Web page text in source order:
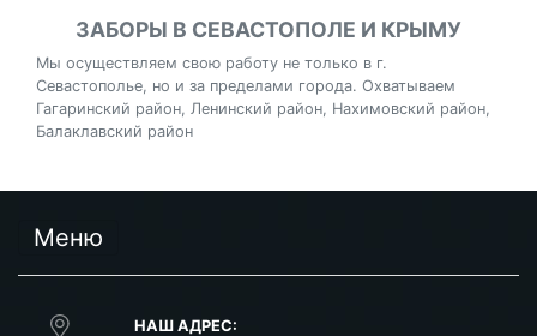
ЗАБОРЫ В СЕВАСТОПОЛЕ И КРЫМУ
Мы осуществляем свою работу не только в г.
Севастополье, но и за пределами города. Охватываем
Гагаринский район, Ленинский район, Нахимовский район,
Балаклавский район
Меню
НАШ АДРЕС: